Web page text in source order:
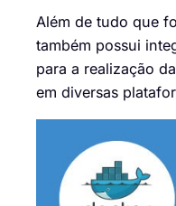
Além de tudo que
também possui
para a realização
em diversas